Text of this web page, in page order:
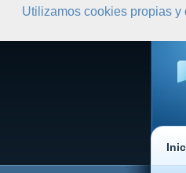
Utilizamos cookies propias